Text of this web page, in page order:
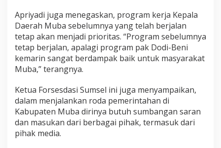
Apriyadi juga menegaskan, program kerja Kepala
Daerah Muba sebelumnya yang telah berjalan
tetap akan menjadi prioritas. “Program sebelumnya
tetap berjalan, apalagi program pak Dodi-Beni
kemarin sangat berdampak baik untuk masyarakat
Muba,” terangnya.
Ketua Forsesdasi Sumsel ini juga menyampaikan,
dalam menjalankan roda pemerintahan di
Kabupaten Muba dirinya butuh sumbangan saran
dan masukan dari berbagai pihak, termasuk dari
pihak media.